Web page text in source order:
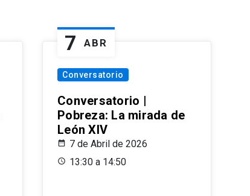
7 ABR
Conversatorio
Conversatorio |
Pobreza: La mirada de
León XIV
7 de Abril de 2026
13:30 a 14:50